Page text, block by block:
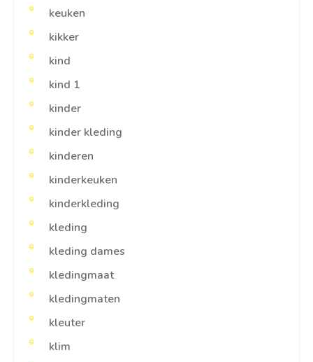
keuken
kikker
kind
kind 1
kinder
kinder kleding
kinderen
kinderkeuken
kinderkleding
kleding
kleding dames
kledingmaat
kledingmaten
kleuter
klim